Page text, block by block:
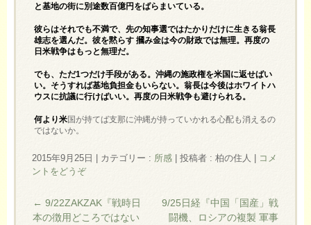
と基地の街に別途数百億円をばらまいている。
彼らはそれでも不満で、先の知事選ではたかりだけに生きる翁長
雄志を選んだ。彼を黙らす 摑み金は今の財政では無理。再度の
日米戦争はもっと無理だ。
でも、ただ1つだけ手段がある。沖縄の施政権を米国に返せばい
い。そうすれば基地負担金もいらない。翁長は今後はホワイトハ
ウスに抗議に行けばいい。再度の日米戦争も避けられる。
何より米国が持てば支那に沖縄が持っていかれる心配も消えるの
ではないか。
2015年9月25日 カテゴリー : 所感 投稿者 : 柏の住人
コメ
ントをどうぞ
← 9/22ZAKZAK『戦時日
本の徴用どころではない
9/25日経『中国「国産」戦
闘機、ロシアの複製 軍事